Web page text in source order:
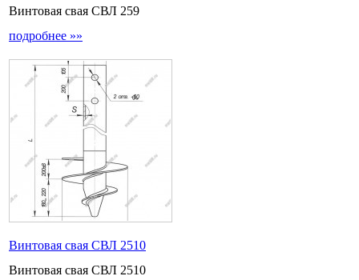
Винтовая свая СВЛ 259
подробнее »»
Винтовая свая СВЛ 2510
Винтовая свая СВЛ 2510